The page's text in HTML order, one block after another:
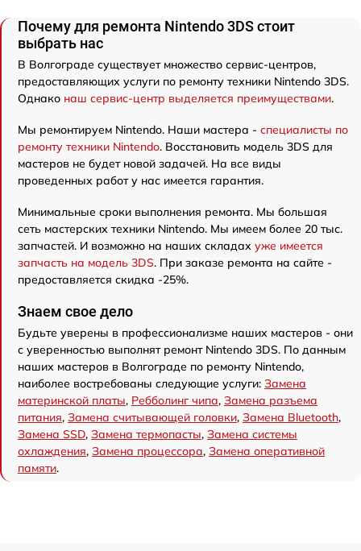
Почему для ремонта Nintendo 3DS стоит
выбрать нас
В Волгограде существует множество сервис-центров,
предоставляющих услуги по ремонту техники Nintendo 3DS.
Однако наш сервис-центр выделяется преимуществами.
Мы ремонтируем Nintendo. Наши мастера - специалисты по
ремонту техники Nintendo. Восстановить модель 3DS для
мастеров не будет новой задачей. На все виды
проведенных работ у нас имеется гарантия.
Минимальные сроки выполнения ремонта. Мы большая
сеть мастерских техники Nintendo. Мы имеем более 20 тыс.
запчастей. И возможно на наших складах уже имеется
запчасть на модель 3DS. При заказе ремонта на сайте -
предоставляется скидка -25%.
Знаем свое дело
Будьте уверены в профессионализме наших мастеров - они
с уверенностью выполнят ремонт Nintendo 3DS. По данным
наших мастеров в Волгограде по ремонту Nintendo,
наиболее востребованы следующие услуги: Замена
материнской платы, Ребболинг чипа, Замена разъема
питания, Замена считывающей головки, Замена Bluetooth,
Замена SSD, Замена термопасты, Замена системы
охлаждения, Замена процессора, Замена оперативной
памяти.